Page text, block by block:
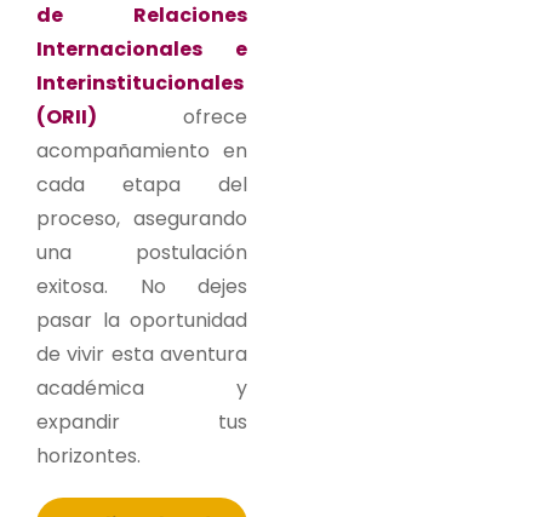
de Relaciones
Internacionales e
Interinstitucionales
(ORII) ofrece
acompañamiento en
cada etapa del
proceso, asegurando
una postulación
exitosa. No dejes
pasar la oportunidad
de vivir esta aventura
académica y
expandir tus
horizontes.